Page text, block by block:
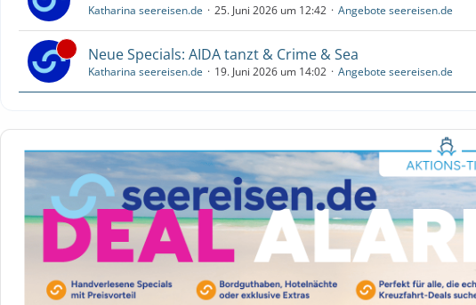
Katharina seereisen.de 25. Juni 2026 um 12:42 Angebote seereisen.de
Neue Specials: AIDA tanzt & Crime & Sea
Katharina seereisen.de 19. Juni 2026 um 14:02 Angebote seereisen.de